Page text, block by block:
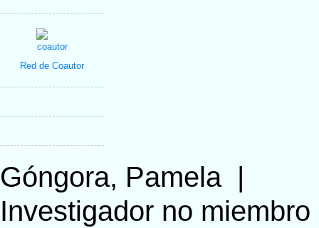
Red de Coautor
Góngora, Pamela |
Investigador no miembro